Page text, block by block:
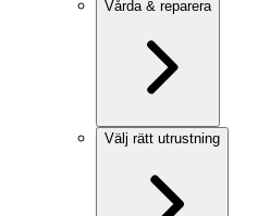
Vårda & reparera
Välj rätt utrustning